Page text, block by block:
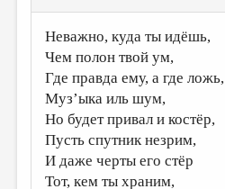
ЛИТСАЛОН
НОВОСТИ
ПРАВИЛА САЙТА
ОТДЕЛЫ И РУБРИКИ
ИЗБРАННОЕ
ДАЙДЖЕСТ
Неважно, куда ты идёшь,
Чем полон твой ум,
Где правда ему, а где ложь,
Муз’ыка иль шум,
Но будет привал и костёр,
Пусть спутник незрим,
И даже черты его стёр
Тот, кем ты храним,